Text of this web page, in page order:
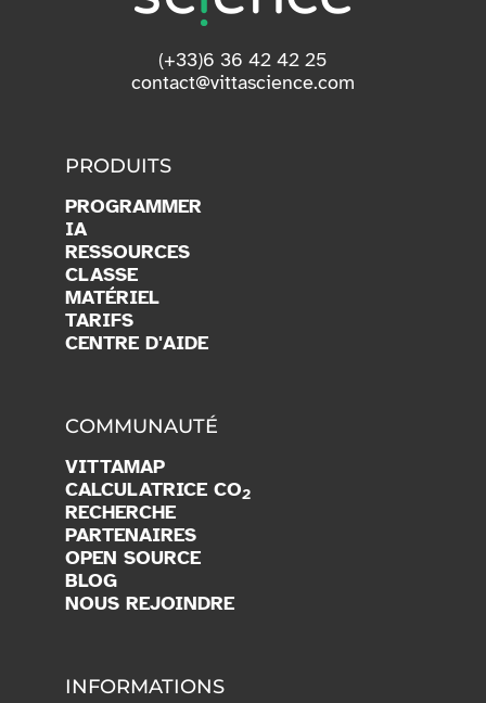
(+33)6 36 42 42 25
contact@vittascience.com
PRODUITS
PROGRAMMER
IA
RESSOURCES
CLASSE
MATÉRIEL
TARIFS
CENTRE D'AIDE
COMMUNAUTÉ
VITTAMAP
CALCULATRICE CO2
RECHERCHE
PARTENAIRES
OPEN SOURCE
BLOG
NOUS REJOINDRE
INFORMATIONS